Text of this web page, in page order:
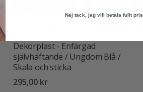
Dekorplast - Enfärgad
självhäftande / Ungdom Blå /
Skala och sticka
295,00 kr
Nej tack, jag vill betala fullt pris